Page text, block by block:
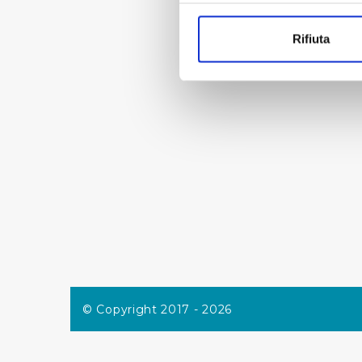
Identificare il tuo
digitali).
Rifiuta
© Copyright 2017 - 2026